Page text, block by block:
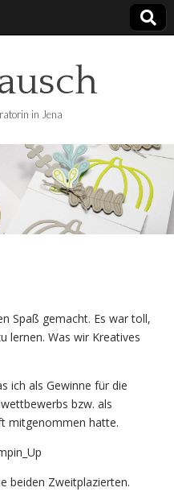
in Jena
Spaß gemacht. Es war toll,
lernen. Was wir Kreatives
ich als Gewinne für die
bzw. als
mitgenommen hatte.
beiden Zweitplazierten.